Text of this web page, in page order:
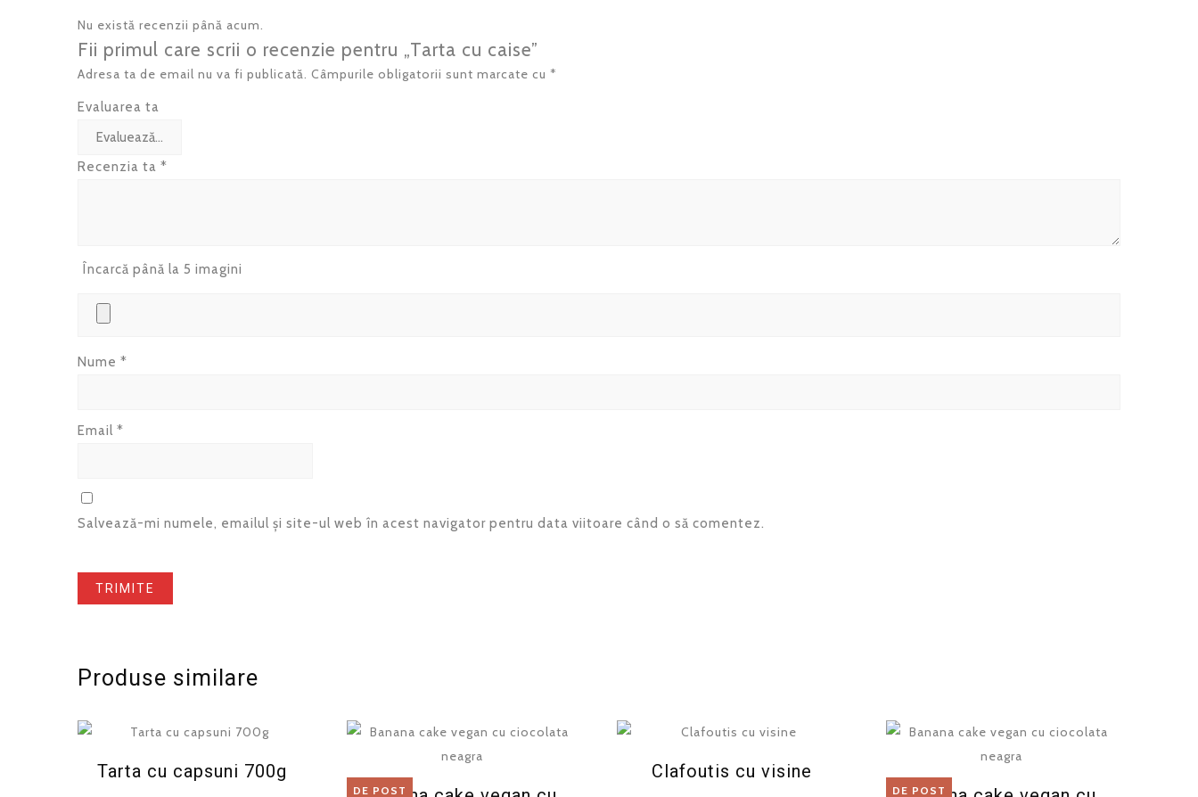
Nu există recenzii până acum.
Fii primul care scrii o recenzie pentru „Tarta cu caise”
Adresa ta de email nu va fi publicată. Câmpurile obligatorii sunt marcate cu *
Evaluarea ta
Recenzia ta *
Încarcă până la 5 imagini
Nume *
Email *
Salvează-mi numele, emailul și site-ul web în acest navigator pentru data viitoare când o să comentez.
Produse similare
Tarta cu capsuni 700g
DE POST
Clafoutis cu visine
DE POST